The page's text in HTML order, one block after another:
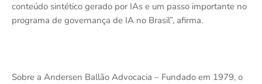
conteúdo sintético gerado por IAs e um passo importante no
programa de governança de IA no Brasil”, afirma.
Sobre a Andersen Ballão Advocacia – Fundado em 1979, o